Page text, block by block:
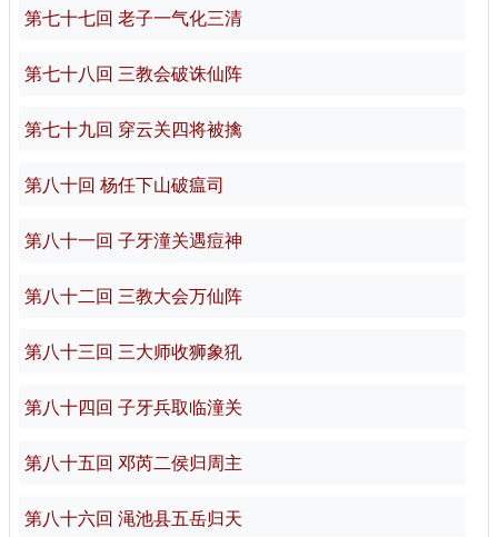
第七十七回 老子一气化三清
第七十八回 三教会破诛仙阵
第七十九回 穿云关四将被擒
第八十回 杨任下山破瘟司
第八十一回 子牙潼关遇痘神
第八十二回 三教大会万仙阵
第八十三回 三大师收狮象犼
第八十四回 子牙兵取临潼关
第八十五回 邓芮二侯归周主
第八十六回 渑池县五岳归天